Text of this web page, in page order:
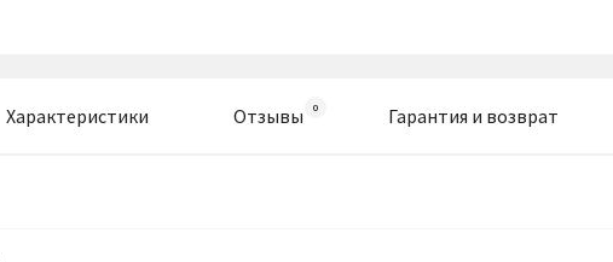
Характеристики Отзывы Гарантия и возврат